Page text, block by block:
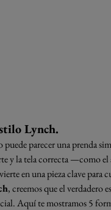
Lynch.
parecer una prenda
y la tela correcta —como
en una pieza clave para
, creemos que el verdadero
Aquí te mostramos 5